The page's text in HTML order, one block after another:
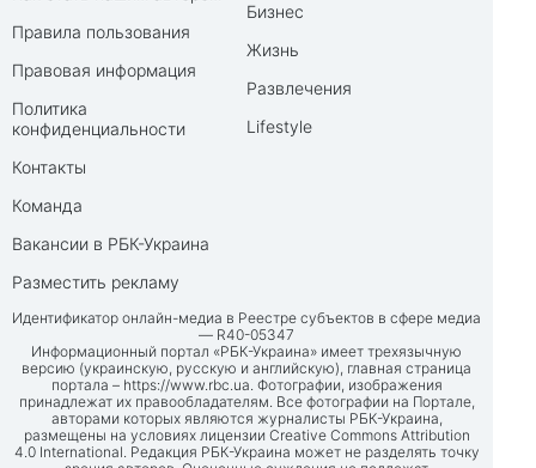
Правила пользования
Правовая информация
Политика
конфиденциальности
Контакты
Команда
Вакансии в РБК-Украина
Разместить рекламу
Бизнес
Жизнь
Развлечения
Lifestyle
Идентификатор онлайн-медиа в Реестре субъектов в сфере медиа
— R40-05347
Информационный портал «РБК-Украина» имеет трехязычную
версию (украинскую, русскую и английскую), главная страница
портала – https://www.rbc.ua. Фотографии, изображения
принадлежат их правообладателям. Все фотографии на Портале,
авторами которых являются журналисты РБК-Украина,
размещены на условиях лицензии Creative Commons Attribution
4.0 International. Редакция РБК-Украина может не разделять точку